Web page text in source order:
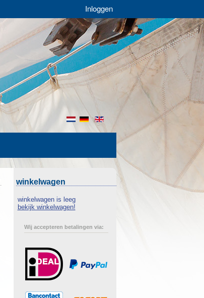
Inloggen
en
de
nl
winkelwagen
winkelwagen is leeg
bekijk winkelwagen!
Wij accepteren betalingen via: